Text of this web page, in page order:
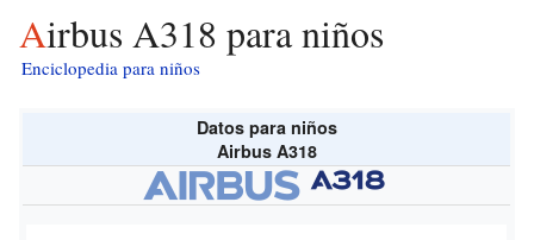
Airbus A318 para niños
Enciclopedia para niños
Datos para niños
Airbus A318